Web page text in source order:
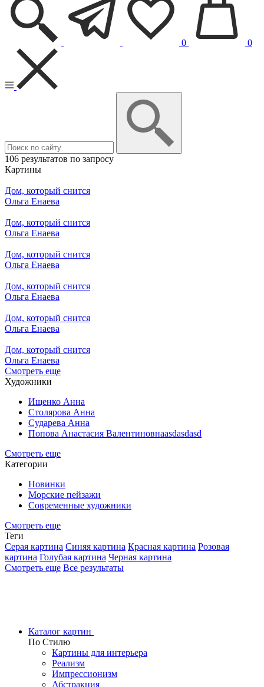
0 0
106 результатов по запросу
Картины
Дом, который снится
Ольга Енаева
Дом, который снится
Ольга Енаева
Дом, который снится
Ольга Енаева
Дом, который снится
Ольга Енаева
Дом, который снится
Ольга Енаева
Дом, который снится
Ольга Енаева
Смотреть еще
Художники
Ищенко Анна
Столярова Анна
Сударева Анна
Попова Анастасия Валентиновнаasdasdasd
Смотреть еще
Категории
Новинки
Морские пейзажи
Современные художники
Смотреть еще
Теги
Серая картина Синяя картина Красная картина Розовая
картина Голубая картина Черная картина
Смотреть еще Все результаты
Каталог картин
По Стилю
Картины для интерьера
Реализм
Импрессионизм
Абстракция